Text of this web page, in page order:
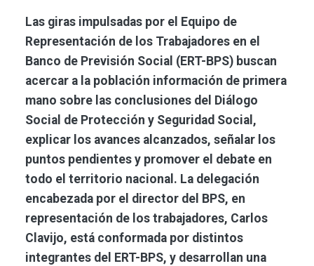
Las giras impulsadas por el Equipo de
Representación de los Trabajadores en el
Banco de Previsión Social (ERT-BPS) buscan
acercar a la población información de primera
mano sobre las conclusiones del Diálogo
Social de Protección y Seguridad Social,
explicar los avances alcanzados, señalar los
puntos pendientes y promover el debate en
todo el territorio nacional. La delegación
encabezada por el director del BPS, en
representación de los trabajadores, Carlos
Clavijo, está conformada por distintos
integrantes del ERT-BPS, y desarrollan una